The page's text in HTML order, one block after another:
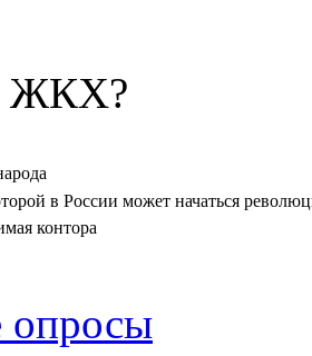
ЖКХ?
в России может начаться
контора
опросы